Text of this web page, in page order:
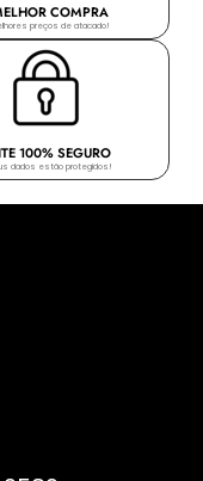
COMPRA
preços de atacado!
100% SEGURO
dados estão protegidos!